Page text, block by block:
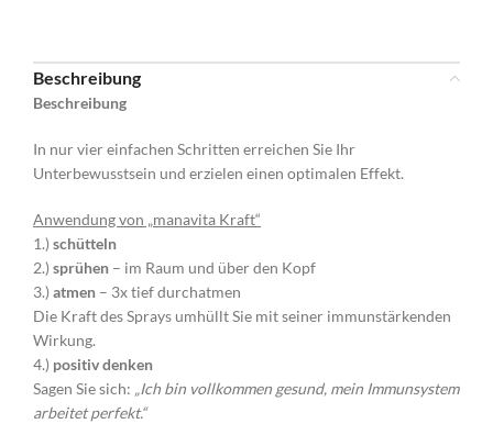
Beschreibung
Beschreibung
In nur vier einfachen Schritten erreichen Sie Ihr
Unterbewusstsein und erzielen einen optimalen Effekt.
Anwendung von „manavita Kraft“
1.) schütteln
2.) sprühen – im Raum und über den Kopf
3.) atmen – 3x tief durchatmen
Die Kraft des Sprays umhüllt Sie mit seiner immunstärkenden
Wirkung.
4.) positiv denken
Sagen Sie sich: „Ich bin vollkommen gesund, mein Immunsystem
arbeitet perfekt.“